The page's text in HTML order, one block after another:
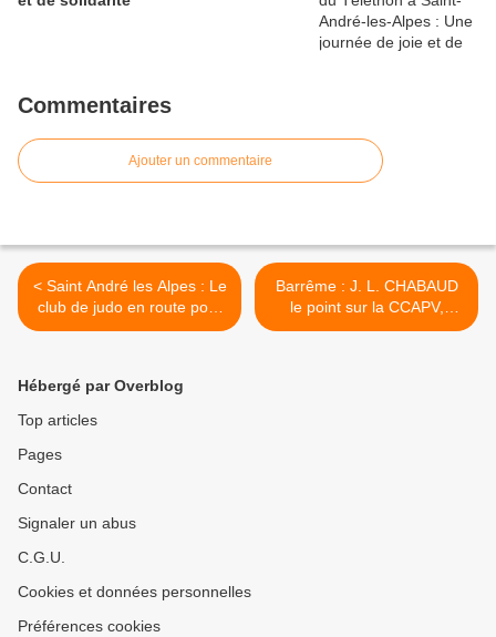
Commentaires
Ajouter un commentaire
< Saint André les Alpes : Le
club de judo en route pour
Paris, un club très actif
Barrême : J. L. CHABAUD
le point sur la CCAPV,
Sources de Lumière >
Hébergé par Overblog
Top articles
Pages
Contact
Signaler un abus
C.G.U.
Cookies et données personnelles
Préférences cookies